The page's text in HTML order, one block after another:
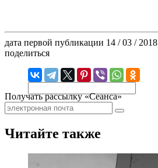
дата первой публикации 14 / 03 / 2018
поделиться
Получать рассылку «Сеанса»
Читайте также